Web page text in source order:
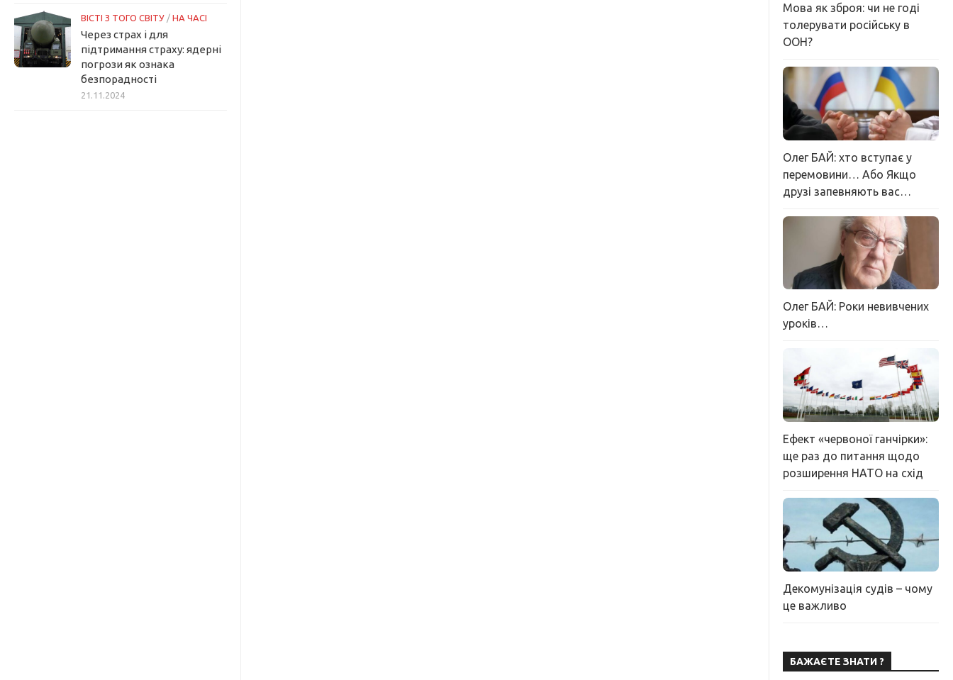
ВІСТІ З ТОГО СВІТУ / НА ЧАСІ
Через страх і для
підтримання страху: ядерні
погрози як ознака
безпорадності
21.11.2024
Мова як зброя: чи не годі
толерувати російську в
ООН?
Олег БАЙ: хто вступає у
перемовини… Або Якщо
друзі запевняють вас…
Олег БАЙ: Роки невивчених
уроків…
Ефект «червоної ганчірки»:
ще раз до питання щодо
розширення НАТО на схід
Декомунізація судів – чому
це важливо
БАЖАЄТЕ ЗНАТИ ?